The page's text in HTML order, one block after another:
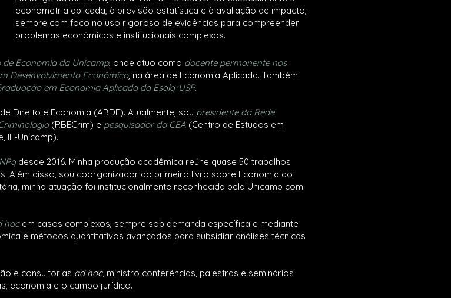
econometria aplicada, à previsão estatística e à avaliação de impacto,
sempre com foco no uso rigoroso de evidências para compreender
problemas econômicos e institucionais complexos.
Economia da Unicamp, onde atuo como docente permanente nos
Desenvolvimento Econômico, na área de Economia Aplicada. Também
em Economia Aplicada da Esalq-USP.
Direito e Economia (ABDE). Atualmente, sou presidente da Rede
(RBECrim) e pesquisador do CEA (Centro de Estudos em
IE-Unicamp).
desde 2016. ​Minha produção acadêmica reúne quase 50 trabalhos
Além disso, sou coorganizador do primeiro livro sobre Economia do
minha atuação foi institucionalmente reconhecida pela Unicamp com
hoc em casos complexos, sempre sob demanda específica e mediante
e métodos quantitativos avançados para subsidiar análises técnicas
e consultorias ad hoc, ministro conferências, palestras e seminários
economia e o campo jurídico.